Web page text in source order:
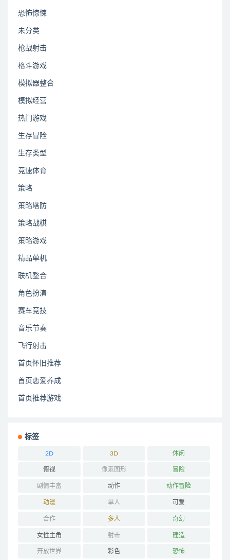
恐怖惊悚
未分类
枪战射击
格斗游戏
模拟器整合
模拟经营
热门游戏
生存冒险
生存类型
竞速体育
策略
策略塔防
策略战棋
策略游戏
精品单机
联机整合
角色扮演
赛车竞技
音乐节奏
飞行射击
首页怀旧推荐
首页恋爱养成
首页推荐游戏
标签
2D 3D 休闲
俯视 像素图形 冒险
剧情丰富 动作 动作冒险
动漫 单人 可爱
合作 多人 奇幻
女性主角 射击 建造
开放世界 彩色 恐怖